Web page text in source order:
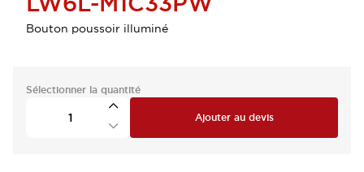
Bouton poussoir illuminé
Sélectionner la quantité
Ajouter au devis